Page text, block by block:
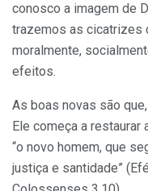
conosco a imagem de
trazemos as cicatrizes
moralmente,
efeitos.
As boas novas são
Ele começa a restaurar
“o novo homem, que
justiça e santidade”